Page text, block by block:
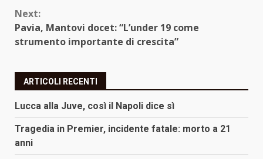
Next:
Pavia, Mantovi docet: “L’under 19 come
strumento importante di crescita”
ARTICOLI RECENTI
Lucca alla Juve, così il Napoli dice sì
Tragedia in Premier, incidente fatale: morto a 21
anni